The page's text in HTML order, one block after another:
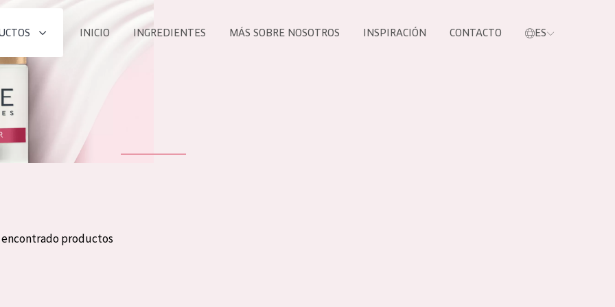
Lift+
INICIO INGREDIENTES MÁS SOBRE NOSOTROS INSPIRACIÓN CONTACTO ES
encontrado productos